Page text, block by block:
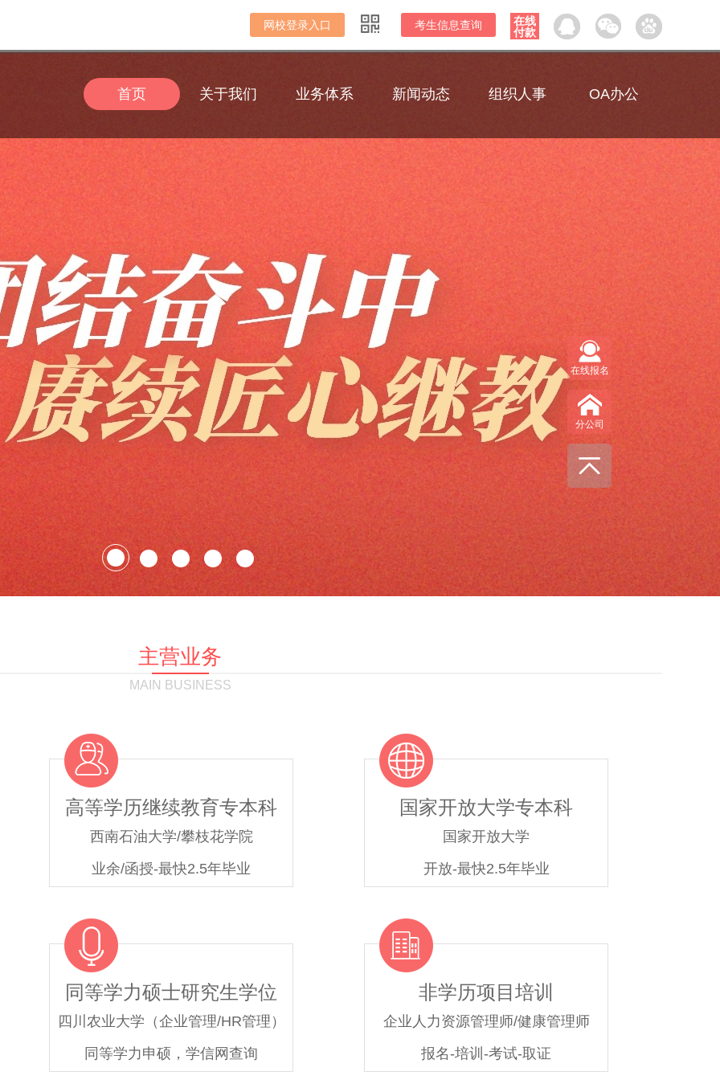
在线报名
分公司
网校登录入口 考生信息查询
在线
付款
首页 关于我们 业务体系 新闻动态 组织人事 OA办公
主营业务
MAIN BUSINESS
高等学历继续教育专本科
西南石油大学/攀枝花学院
业余/函授-最快2.5年毕业
国家开放大学专本科
国家开放大学
开放-最快2.5年毕业
同等学力硕士研究生学位
四川农业大学（企业管理/HR管理）
同等学力申硕，学信网查询
非学历项目培训
企业人力资源管理师/健康管理师
报名-培训-考试-取证